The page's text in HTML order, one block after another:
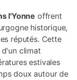
l'Yonne offrent
historique,
réputés. Cette
climat
estivales
doux autour de